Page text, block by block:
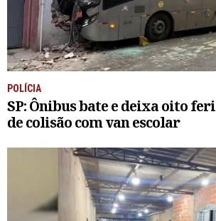
POLÍCIA
SP: Ônibus bate e deixa oito
de colisão com van escolar